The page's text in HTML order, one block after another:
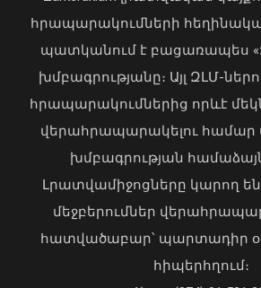
հրապարակումների
պատկանում է բացառապես
խմբագրությանը։ Այլ ԶԼՄ-
հրապարակումներից որևէ
վերահրապարակելու համար
խմբագրության
Լրատվամիջոցները կարող են
մեջբերումներ
հատվածաբար՝ պարտադիր
հիպերհղում։